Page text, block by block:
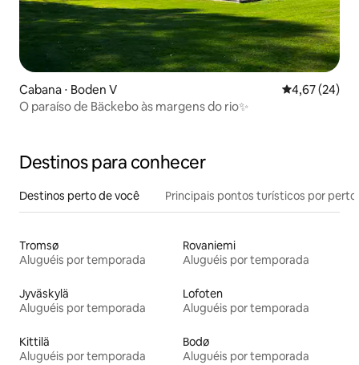
Cabana ⋅ Boden V 4,67 de uma
4,67 (24)
O paraíso de Bäckebo às margens do rio✨
Destinos para conhecer
Destinos perto de você Principais pontos turísticos por perto
Tromsø
Aluguéis por temporada
Rovaniemi
Aluguéis por temporada
Jyväskylä
Aluguéis por temporada
Lofoten
Aluguéis por temporada
Kittilä
Aluguéis por temporada
Bodø
Aluguéis por temporada